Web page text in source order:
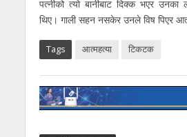
पत्नीको त्यो बानीबाट दिक्क भएर उनका
थिए। गाली सहन नसकेर उनले विष पिएर
Tags आत्महत्या टिकटक